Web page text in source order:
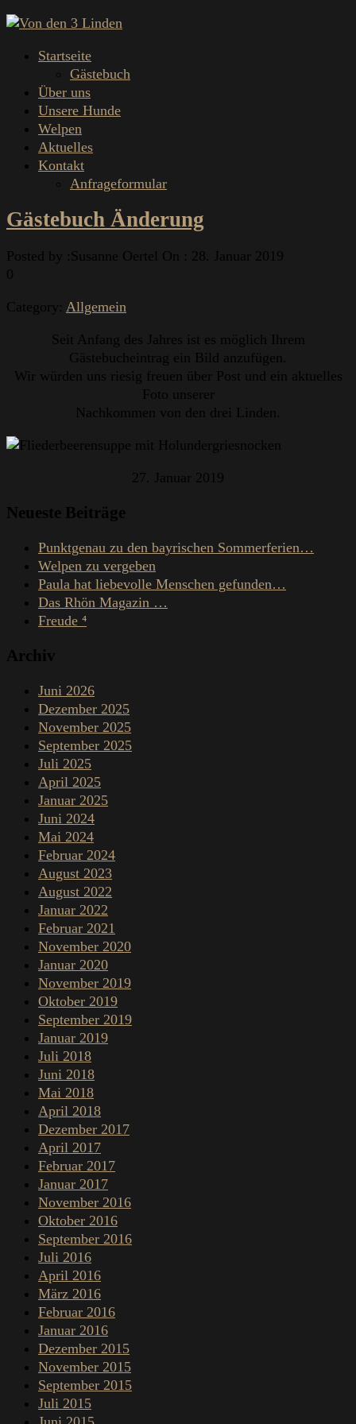
Startseite
Gästebuch
Über uns
Unsere Hunde
Welpen
Aktuelles
Kontakt
Anfrageformular
Gästebuch Änderung
Posted by : Susanne Oertel On :
28. Januar 2019
0
Category: Allgemein
Seit Anfang des Jahres ist es möglich Ihrem
Gästebucheintrag ein Bild anzufügen.
Wir würden uns riesig freuen über Post und ein aktuelles
Foto unserer
Nachkommen von den drei Linden.
27. Januar 2019
Neueste Beiträge
Punktgenau zu den bayrischen Sommerferien…
Welpen zu vergeben
Paula hat liebevolle Menschen gefunden…
Das Rhön Magazin …
Freude ⁴
Archiv
Juni 2026
Dezember 2025
November 2025
September 2025
Juli 2025
April 2025
Januar 2025
Juni 2024
Mai 2024
Februar 2024
August 2023
August 2022
Januar 2022
Februar 2021
November 2020
Januar 2020
November 2019
Oktober 2019
September 2019
Januar 2019
Juli 2018
Juni 2018
Mai 2018
April 2018
Dezember 2017
April 2017
Februar 2017
Januar 2017
November 2016
Oktober 2016
September 2016
Juli 2016
April 2016
März 2016
Februar 2016
Januar 2016
Dezember 2015
November 2015
September 2015
Juli 2015